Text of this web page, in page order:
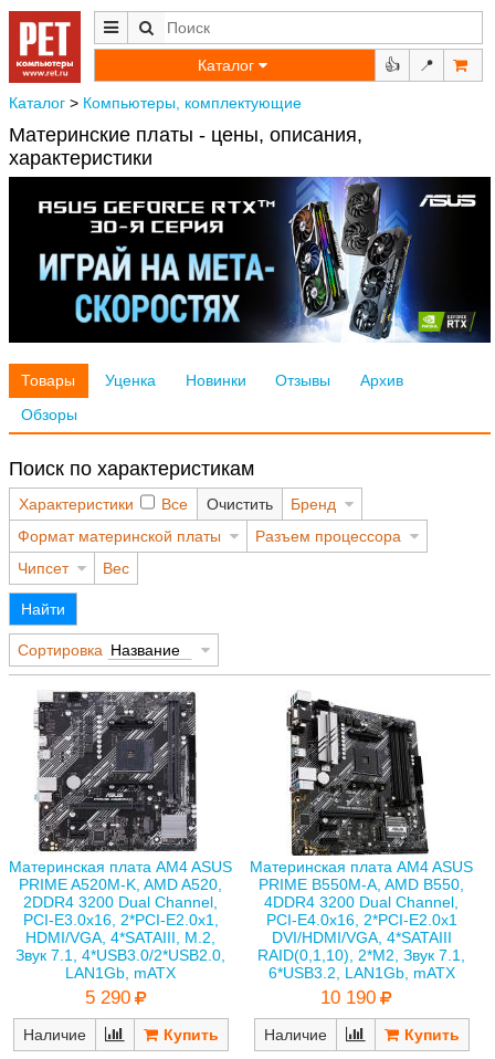
Каталог 👍 📍
Каталог > Компьютеры, комплектующие
Материнские платы - цены, описания,
характеристики
Товары Уценка Новинки Отзывы
Архив
Обзоры
Поиск по характеристикам
Характеристики Все Очистить
Бренд
Формат материнской платы
Разъем процессора
Чипсет
Вес
Найти
Сортировка Название
Материнская плата AM4 ASUS
PRIME A520M-K, AMD A520,
2DDR4 3200 Dual Channel,
PCI-E3.0x16, 2*PCI-E2.0x1,
HDMI/VGA, 4*SATAIII, M.2,
Звук 7.1, 4*USB3.0/2*USB2.0,
LAN1Gb, mATX
5 290
Наличие
Материнская плата AM4 ASUS
PRIME B550M-A, AMD B550,
4DDR4 3200 Dual Channel,
PCI-E4.0x16, 2*PCI-E2.0x1
DVI/HDMI/VGA, 4*SATAIII
RAID(0,1,10), 2*M2, Звук 7.1,
6*USB3.2, LAN1Gb, mATX
10 190
Наличие